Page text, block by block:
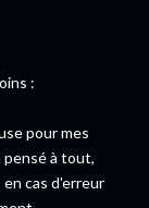
:
pour mes
pensé à tout,
cas d'erreur